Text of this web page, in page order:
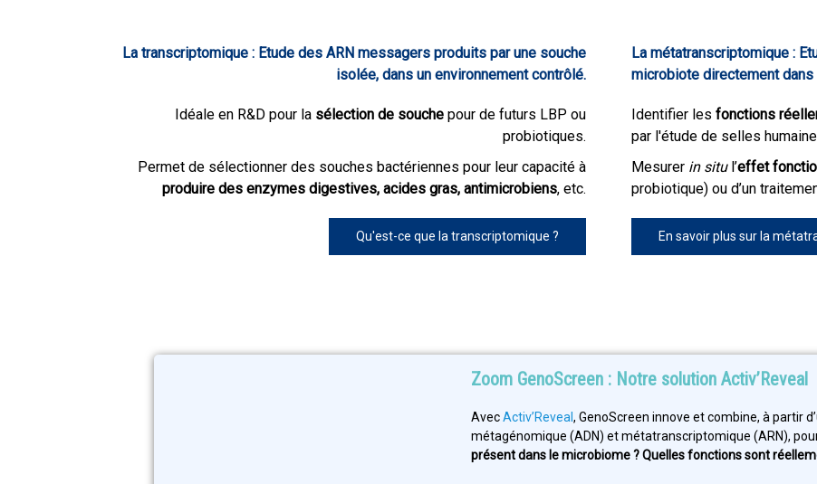
La transcriptomique : Etude des ARN messagers produits par une souche
isolée, dans un environnement contrôlé.
Idéale en R&D pour la sélection de souche pour de futurs LBP ou
probiotiques.
Permet de sélectionner des souches bactériennes pour leur capacité à
produire des enzymes digestives, acides gras, antimicrobiens, etc.
Qu'est-ce que la transcriptomique ?
La métatranscriptomique :
microbiote directement
Identifier les fonctions
par l'étude de selles
Mesurer in situl’effet
probiotique) ou d’un
En savoir plus sur la
Zoom GenoScreen : Notre solution Activ’Reveal
AvecActiv’Reveal , GenoScreen innove et combine, à partir
métagénomique (ADN) et métatranscriptomique (ARN),
présent dans le microbiome ? Quelles fonctions sont